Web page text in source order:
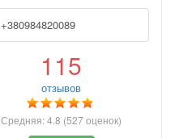
+380984820089
115
отзывов
Средняя:4.8 (527оценок)